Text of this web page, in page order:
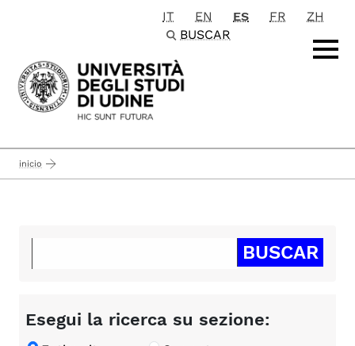
Passa al contenuto principale
IT EN ES FR
ZH
BUSCAR
inicio
Esegui la ricerca su sezione: